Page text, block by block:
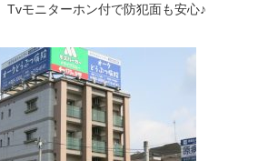
Tvモニターホン付で防犯面も安心♪